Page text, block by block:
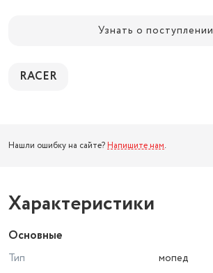
Узнать о поступлении
RACER
Нашли ошибку на сайте? Напишите нам.
Характеристики
Основные
Тип
мопед